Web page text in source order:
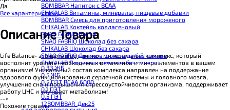
BOMBBAR Напиток с BCAA
CHIKALAB Витамины, минералы, пищевые добавки
BOMBBAR Смесь для приготовления мороженого
CHIKALAB Коктейль коллагеновый
SNAQ FABRIQ Паста
SNAQ FABRIQ Шоколад без сахара
CHIKALAB Шоколад без сахара
SNAQ FABRIQ Драже в шоколаде без сахара
CHIKALAB Драже в шоколаде без сахара
BOMBBAR Каша овсяная с белком
BOMBBAR Джем низкокалорийный
BOMBBAR Сахарозаменитель
BOMBBAR Паста
CHIKALAB Паста
CHIKALAB Смеси для выпечки
0.33 ЖБ
0.5 ЖБ
0.5 ПЭТ ВСАА 6000
0.1 ПЭТ
0.5 ПЭТ
12BOMBBAR_Дек25
Да
Все характеристики
Описание Товара
Life Balance- это целый витамино- минеральный комплекс, который
восполнит уровень необходимых витаминов и микроэлементов в вашем
организме! Уникальный состав комплекса направлен на поддержание
здорового функционирования сердечной системы и головного мозга,
улучшение сна и повышения стрессоустойчивости организма, поддерживает
работу ЦНС и улучшает метаболизм!
-->
Похожие товары